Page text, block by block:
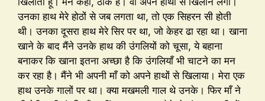
उनका हाथ मेरे होठों से जब लगता था, तो एक सिहरन सी होती
थी। उनका दूसरा हाथ मेरे सिर पर था, जो केहर ढा रहा था। खाना
खाने के बाद मैंने उनके हाथ की उंगलियों को चूसा, ये बहाना
बनाकर कि खाना इतना अच्छा है कि उंगलियाँ भी चाटने का मन
कर रहा है। मैंने भी अपनी माँ को अपने हाथों से खिलाया। मेरा एक
हाथ उनके गालों पर था। क्या मखमली गाल थे उनके। फिर माँ ने